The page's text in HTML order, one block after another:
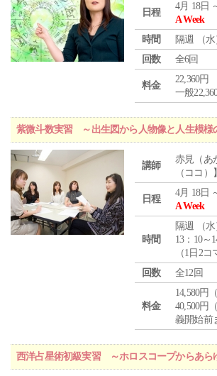
日程
4月 18日
A Week
時間
隔週 （水
回数
全6回
料金
22,360円
一般
紫微斗数実習 ～出生図から人物像と人生模様
講師
赤見（あ
（ココ）】
日程
4月 18日
A Week
時間
隔週 （水
13：10～
（1日2コ
回数
全12回
料金
14,580円
40,500円
義開始前
西洋占星術初級実習 ～ホロスコープからあら